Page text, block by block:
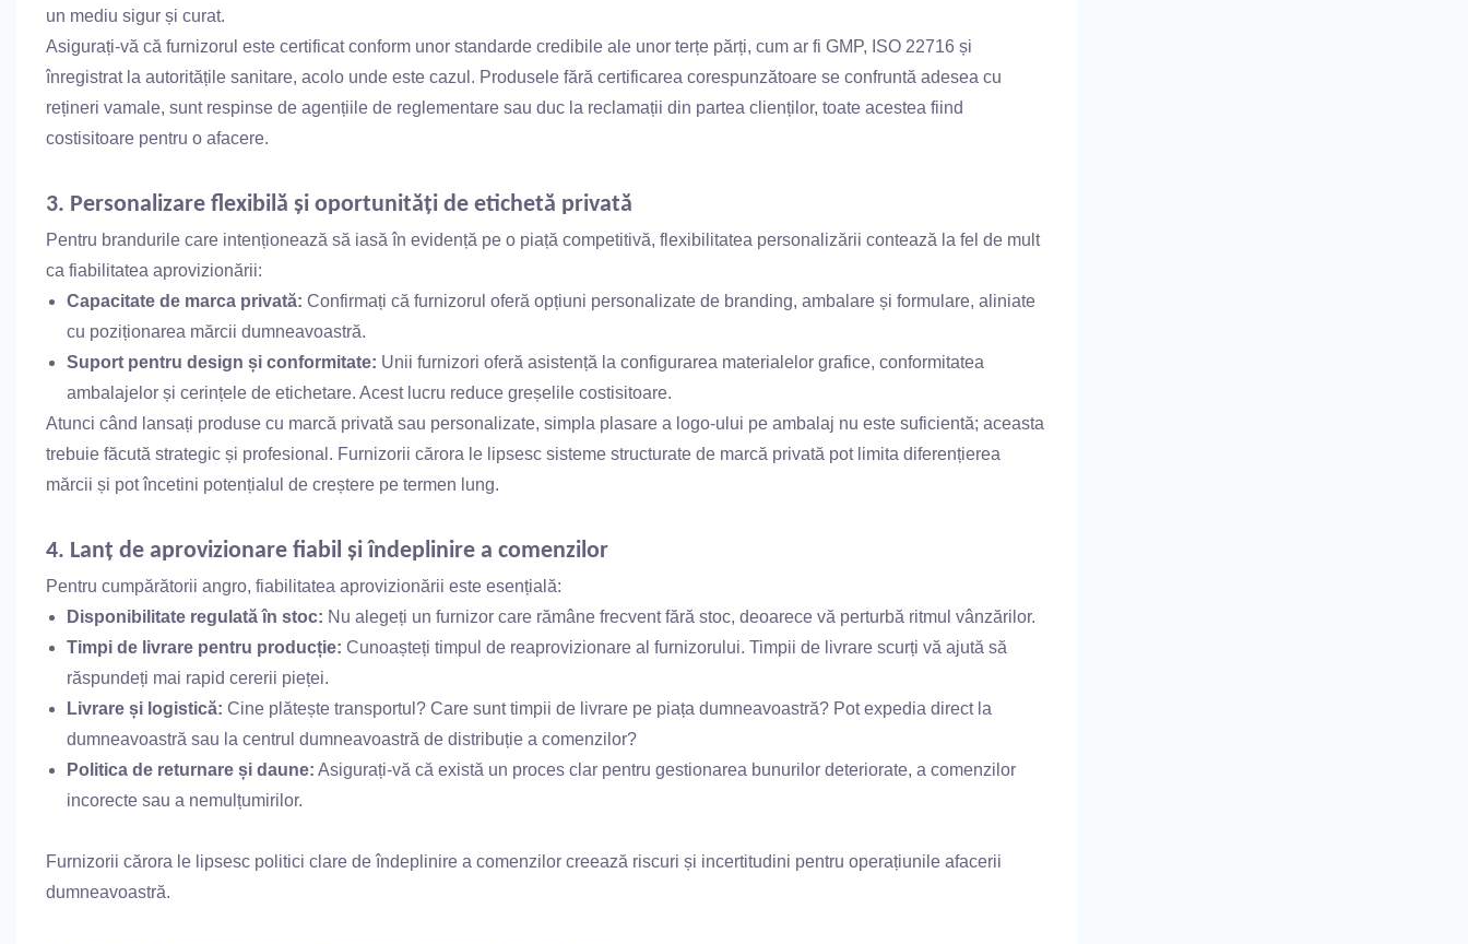
un mediu sigur și curat.
Asigurați-vă că furnizorul este certificat conform unor standarde credibile ale unor terțe părți, cum ar fi GMP, ISO 22716 și
înregistrat la autoritățile sanitare, acolo unde este cazul. Produsele fără certificarea corespunzătoare se confruntă adesea cu
rețineri vamale, sunt respinse de agențiile de reglementare sau duc la reclamații din partea clienților, toate acestea fiind
costisitoare pentru o afacere.
3. Personalizare flexibilă și oportunități de etichetă privată
Pentru brandurile care intenționează să iasă în evidență pe o piață competitivă, flexibilitatea personalizării contează la fel de mult
ca fiabilitatea aprovizionării:
Capacitate de marca privată: Confirmați că furnizorul oferă opțiuni personalizate de branding, ambalare și formulare, aliniate
cu poziționarea mărcii dumneavoastră.
Suport pentru design și conformitate: Unii furnizori oferă asistență la configurarea materialelor grafice, conformitatea
ambalajelor și cerințele de etichetare. Acest lucru reduce greșelile costisitoare.
Atunci când lansați produse cu marcă privată sau personalizate, simpla plasare a logo-ului pe ambalaj nu este suficientă; aceasta
trebuie făcută strategic și profesional. Furnizorii cărora le lipsesc sisteme structurate de marcă privată pot limita diferențierea
mărcii și pot încetini potențialul de creștere pe termen lung.
4. Lanț de aprovizionare fiabil și îndeplinire a comenzilor
Pentru cumpărătorii angro, fiabilitatea aprovizionării este esențială:
Disponibilitate regulată în stoc: Nu alegeți un furnizor care rămâne frecvent fără stoc, deoarece vă perturbă ritmul vânzărilor.
Timpi de livrare pentru producție: Cunoașteți timpul de reaprovizionare al furnizorului. Timpii de livrare scurți vă ajută să
răspundeți mai rapid cererii pieței.
Livrare și logistică: Cine plătește transportul? Care sunt timpii de livrare pe piața dumneavoastră? Pot expedia direct la
dumneavoastră sau la centrul dumneavoastră de distribuție a comenzilor?
Politica de returnare și daune: Asigurați-vă că există un proces clar pentru gestionarea bunurilor deteriorate, a comenzilor
incorecte sau a nemulțumirilor.
Furnizorii cărora le lipsesc politici clare de îndeplinire a comenzilor creează riscuri și incertitudini pentru operațiunile afacerii
dumneavoastră.